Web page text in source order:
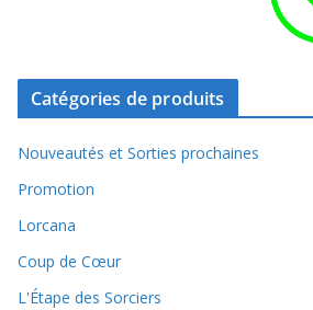
Catégories de produits
Nouveautés et Sorties prochaines
Promotion
Lorcana
Coup de Cœur
L'Étape des Sorciers